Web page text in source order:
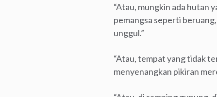
“Atau, mungkin ada hutan
pemangsa seperti
unggul.”
“Atau, tempat yang tidak
menyenangkan pikiran